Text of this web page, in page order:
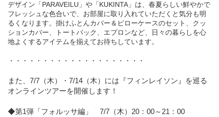
デザイン「PARAVEILU」や「KUKINTA」は、春夏らしい鮮やかで
フレッシュな色合いで、お部屋に取り入れていただくと気分も明
るくなります。掛けふとんカバー＆ピローケースのセット、クッ
ションカバー、トートバック、エプロンなど、日々の暮らしを心
地よくするアイテムを揃えてお待ちしています。
・・・・・・・・・・・・・・・・・・・・
また、7/7（木）・7/14（木）には『フィンレイソン』を巡る
オンラインツアーを開催します！
◆第1弾「フォルッサ編」 7/7（木）20：00～21：00